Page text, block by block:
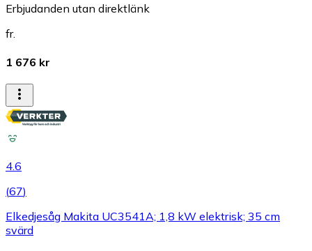
Erbjudanden utan direktlänk
fr.
1 676 kr
4.6
(67)
Elkedjesåg Makita UC3541A; 1,8 kW elektrisk; 35 cm
svärd